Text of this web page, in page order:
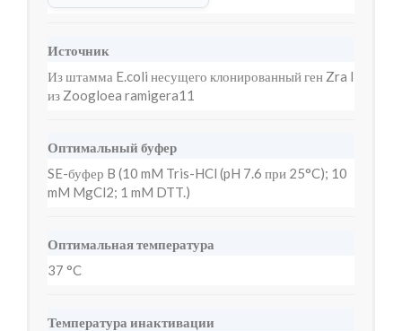
Источник
Из штамма E.coli несущего клонированный ген Zra I
из Zoogloea ramigera11
Оптимальный буфер
SE-буфер B (10 mM Tris-HCl (pH 7.6 при 25°C); 10
mM MgCl2; 1 mM DTT.)
Оптимальная температура
37 °C
Температура инактивации